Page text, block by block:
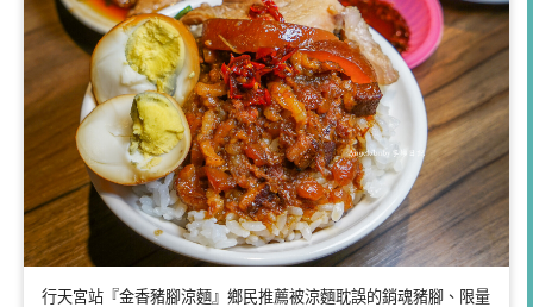
行天宮站『金香豬腳涼麵』鄉民推薦被涼麵耽誤的銷魂豬腳、限量